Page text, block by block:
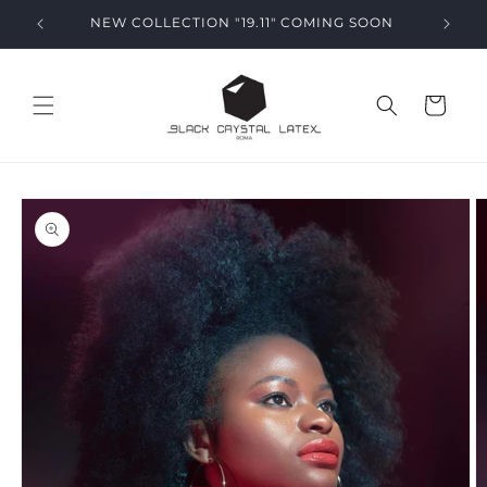
direttamenteNEW COLLECTION "19.11" COMING SOON
Carrello
Passa alle
informazioni
sul prodotto